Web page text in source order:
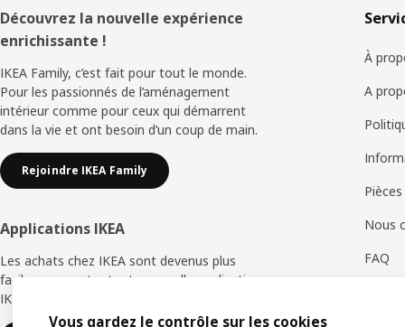
Pied
de
page
Découvrez la nouvelle expérience
enrichissante !
IKEA Family, c’est fait pour tout le monde.
Pour les passionnés de l’aménagement
intérieur comme pour ceux qui démarrent
dans la vie et ont besoin d’un coup de main.
Rejoindre IKEA Family
Applications IKEA
Les achats chez IKEA sont devenus plus
faciles avec notre toute nouvelle application
IKEA Store.
À
A
Nous
FAQ
Vous gardez le contrôle sur les cookies